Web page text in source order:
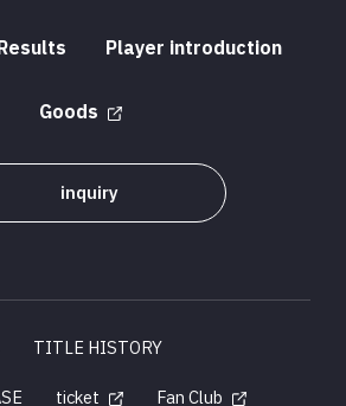
Player introduction
Goods
inquiry
TITLE HISTORY
ticket Fan Club